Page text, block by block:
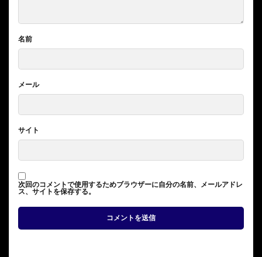
名前
メール
サイト
次回のコメントで使用するためブラウザーに自分の名前、メールアドレ
ス、サイトを保存する。